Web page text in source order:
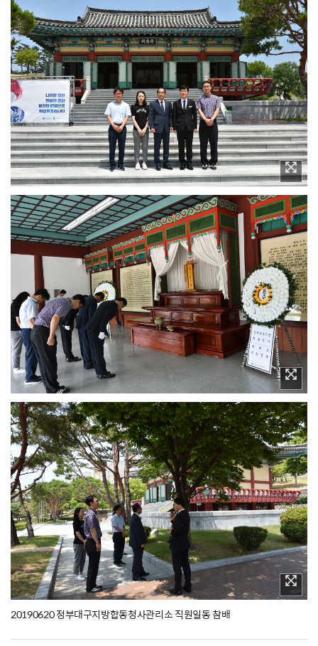
20190620 정부대구지방합동청사관리소 직원일동 참배